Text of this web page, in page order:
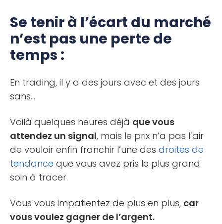
Se tenir à l’écart du marché
n’est pas une perte de
temps :
En trading, il y a des jours avec et des jours
sans…
Voilà quelques heures déjà que vous
attendez un signal, mais le prix n’a pas l’air
de vouloir enfin franchir l’une des droites de
tendance que vous avez pris le plus grand
soin à tracer.
Vous vous impatientez de plus en plus, car
vous voulez gagner de l’argent.